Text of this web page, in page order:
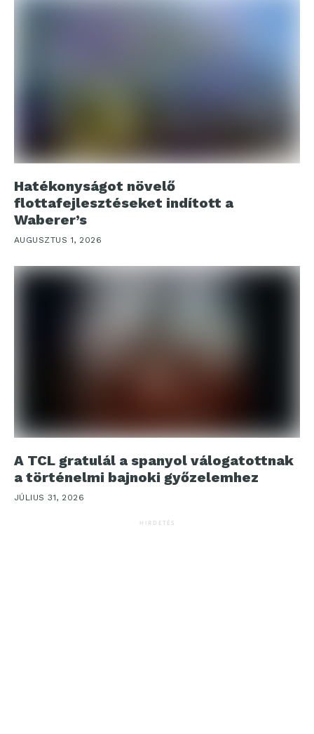
Hatékonyságot növelő
flottafejlesztéseket indított a
Waberer’s
AUGUSZTUS 1, 2026
A TCL gratulál a spanyol válogatottnak
a történelmi bajnoki győzelemhez
JÚLIUS 31, 2026
HIRDETÉS